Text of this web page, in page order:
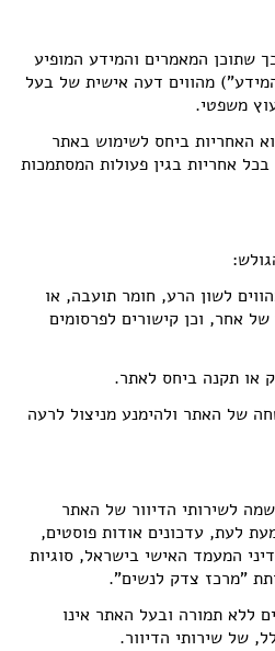
שתוכן המאמרים והמידע המופיע
מהווים דעה אישית של בעל
משפטי.
האחריות ביחס לשימוש באתר
אחריות בגין פעולות המסתמכות
לשון הרע, חומר תועבה, או
אחר, וכן קישורים לפרסומים
או תקנה ביחס לאתר.
של האתר ולהימנע מניצול לרעה
לשירותי הדיוור של האתר
לעת, עדכונים אודות פוסטים,
המעמד האישי בישראל, סוגיות
"מרכז צדק לנשים".
ללא תמורה ובעל האתר אינו
של שירותי הדיוור.